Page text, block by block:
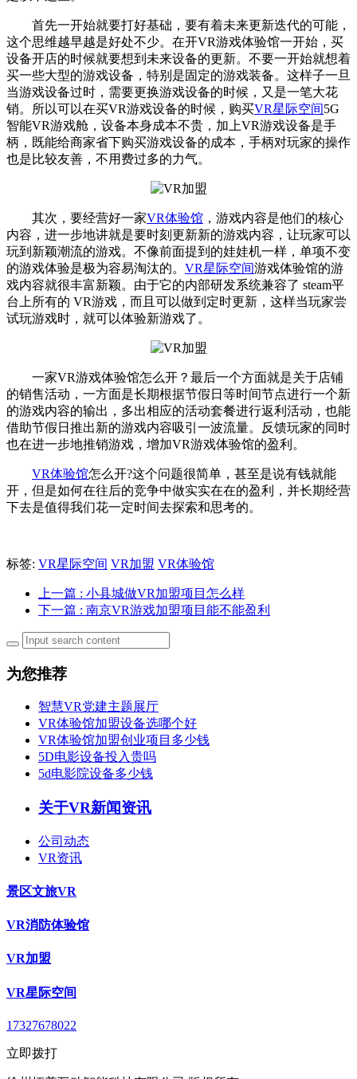
首先一开始就要打好基础，要有着未来更新迭代的可能，
这个思维越早越是好处不少。在开VR游戏体验馆一开始，买
设备开店的时候就要想到未来设备的更新。不要一开始就想着
买一些大型的游戏设备，特别是固定的游戏装备。这样子一旦
当游戏设备过时，需要更换游戏设备的时候，又是一笔大花
销。所以可以在买VR游戏设备的时候，购买VR星际空间5G
智能VR游戏舱，设备本身成本不贵，加上VR游戏设备是手
柄，既能给商家省下购买游戏设备的成本，手柄对玩家的操作
也是比较友善，不用费过多的力气。
其次，要经营好一家VR体验馆 ，游戏内容是他们的核心
内容，进一步地讲就是要时刻更新新的游戏内容，让玩家可以
玩到新颖潮流的游戏。不像前面提到的娃娃机一样，单项不变
的游戏体验是极为容易淘汰的。 VR星际空间游戏体验馆的游
戏内容就很丰富新颖。由于它的内部研发系统兼容了 steam平
台上所有的 VR游戏，而且可以做到定时更新，这样当玩家尝
试玩游戏时，就可以体验新游戏了。
一家VR游戏体验馆怎么开？最后一个方面就是关于店铺
的销售活动，一方面是长期根据节假日等时间节点进行一个新
的游戏内容的输出，多出相应的活动套餐进行返利活动，也能
借助节假日推出新的游戏内容吸引一波流量。反馈玩家的同时
也在进一步地推销游戏，增加VR游戏体验馆的盈利。
VR体验馆怎么开?这个问题很简单，甚至是说有钱就能
开，但是如何在往后的竞争中做实实在在的盈利，并长期经营
下去是值得我们花一定时间去探索和思考的。
标签: VR星际空间 VR加盟 VR体验馆
上一篇 : 小县城做VR加盟项目怎么样
下一篇 : 南京VR游戏加盟项目能不能盈利
为您推荐
智慧VR党建主题展厅
VR体验馆加盟设备选哪个好
VR体验馆加盟创业项目多少钱
5D电影设备投入贵吗
5d电影院设备多少钱
关于VR新闻资讯
公司动态
VR资讯
景区文旅VR
VR消防体验馆
VR加盟
VR星际空间
17327678022
立即拨打